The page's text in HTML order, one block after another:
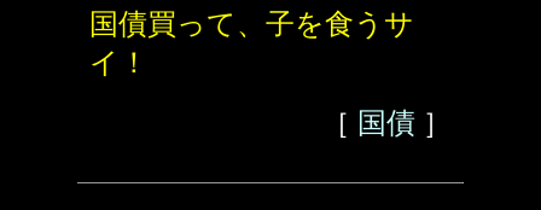
国債買って、子を食うサ
イ！
［ 国債 ］